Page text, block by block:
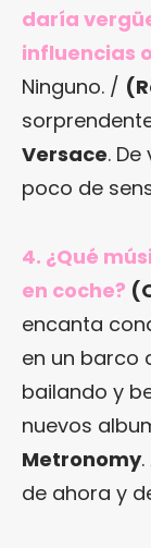
daría
influencias
Ninguno. /
Versace.
poco de
4. ¿Qué
en coche?
encanta
en un barco
bailando y
nuevos
Metronomy
de ahora y